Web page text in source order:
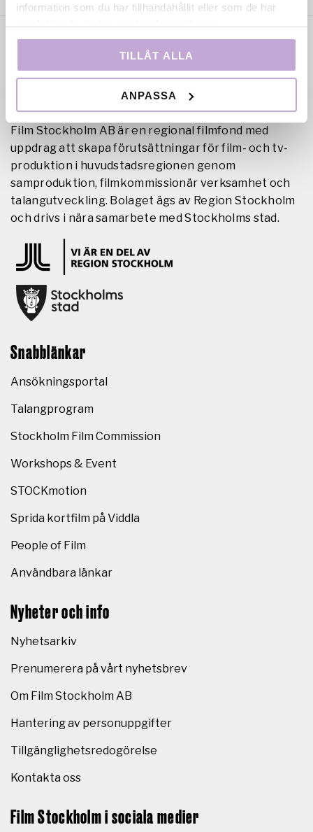
information som du har tillhandahållit eller som de har
samlat in när du har använt deras tjänster.
TILLÅT ALLA
ANPASSA
Film Stockholm AB är en regional filmfond med
uppdrag att skapa förutsättningar för film- och tv-
produktion i huvudstadsregionen genom
samproduktion, filmkommissionär verksamhet och
talangutveckling. Bolaget ägs av Region Stockholm
och drivs i nära samarbete med Stockholms stad.
Snabblänkar
Ansökningsportal
Talangprogram
Stockholm Film Commission
Workshops & Event
STOCKmotion
Sprida kortfilm på Viddla
People of Film
Användbara länkar
Nyheter och info
Nyhetsarkiv
Prenumerera på vårt nyhetsbrev
Om Film Stockholm AB
Hantering av personuppgifter
Tillgänglighetsredogörelse
Kontakta oss
Film Stockholm i sociala medier